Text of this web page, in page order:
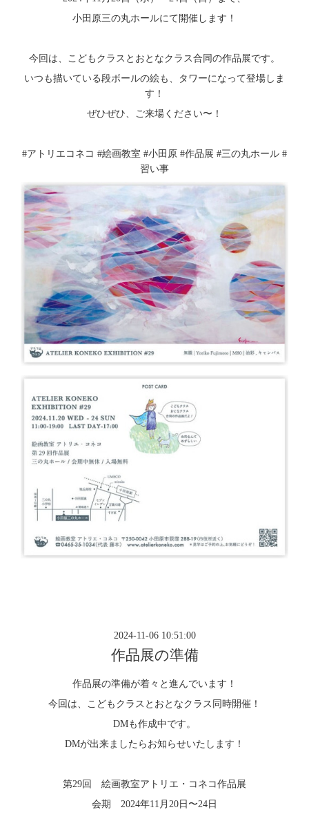
小田原三の丸ホールにて開催します！
今回は、こどもクラスとおとなクラス合同の作品展です。
いつも描いている段ボールの絵も、タワーになって登場しま
す！
ぜひぜひ、ご来場ください〜！
#アトリエコネコ #絵画教室 #小田原 #作品展 #三の丸ホール #
習い事
2024-11-06 10:51:00
作品展の準備
作品展の準備が着々と進んでいます！
今回は、こどもクラスとおとなクラス同時開催！
DMも作成中です。
DMが出来ましたらお知らせいたします！
第29回 絵画教室アトリエ・コネコ作品展
会期 2024年11月20日〜24日